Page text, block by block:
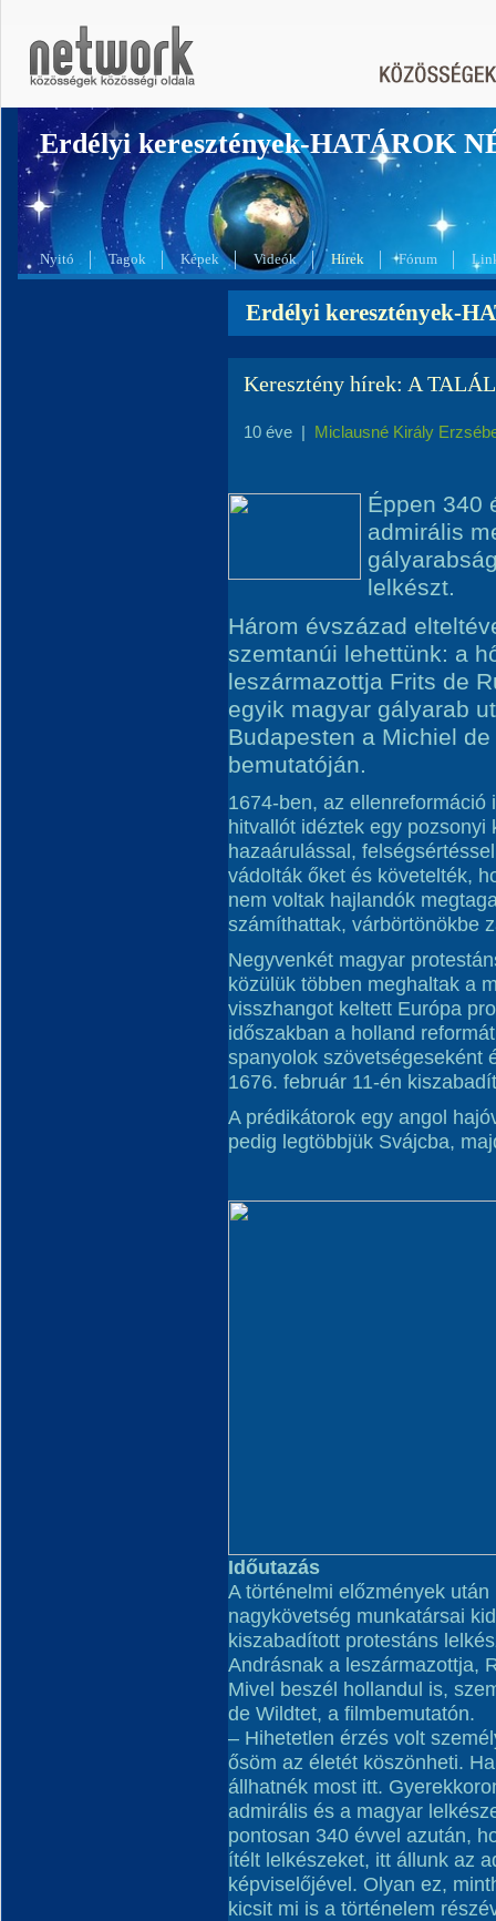
Erdélyi keresztények-HATÁROK
Nyitó Tagok Képek Videók Hírek Fórum
Erdélyi keresztények-
Keresztény hírek: A
10 éve | Miclausné Király
Éppen 340
admirális
lelkészt.
Három évszázad
szemtanúi lehettünk: a
leszármazottja Frits de
egyik magyar gályarab
Budapesten a Michiel
bemutatóján.
1674-ben, az
hitvallót idéztek egy
hazaárulással,
vádolták őket és követelték,
nem voltak hajlandók
számíthattak, várbörtönökbe
Negyvenkét magyar
közülük többen meghaltak a
visszhangot keltett Európa
időszakban a holland
spanyolok szövetségeseként
1676. február 11-én
A prédikátorok egy angol
pedig legtöbbjük Svájcba,
Időutazás
A történelmi előzmények
nagykövetség munkatársai
kiszabadított protestáns
Andrásnak a leszármazottja,
Mivel beszél hollandul is,
de Wildtet, a filmbemutatón.
– Hihetetlen érzés volt
ősöm az életét köszönheti.
állhatnék most itt.
admirális és a magyar
pontosan 340 évvel azután,
ítélt lelkészeket, itt állunk az
képviselőjével. Olyan ez,
kicsit mi is a történelem